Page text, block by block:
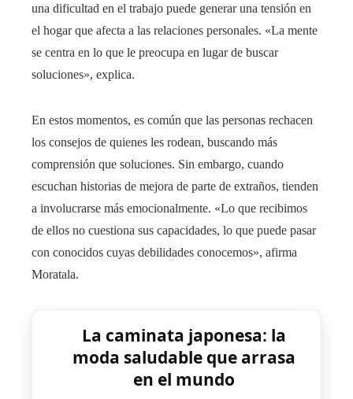
una dificultad en el trabajo puede generar una tensión en
el hogar que afecta a las relaciones personales. «La mente
se centra en lo que le preocupa en lugar de buscar
soluciones», explica.
En estos momentos, es común que las personas rechacen
los consejos de quienes les rodean, buscando más
comprensión que soluciones. Sin embargo, cuando
escuchan historias de mejora de parte de extraños, tienden
a involucrarse más emocionalmente. «Lo que recibimos
de ellos no cuestiona sus capacidades, lo que puede pasar
con conocidos cuyas debilidades conocemos», afirma
Moratala.
La caminata japonesa: la
moda saludable que arrasa
en el mundo